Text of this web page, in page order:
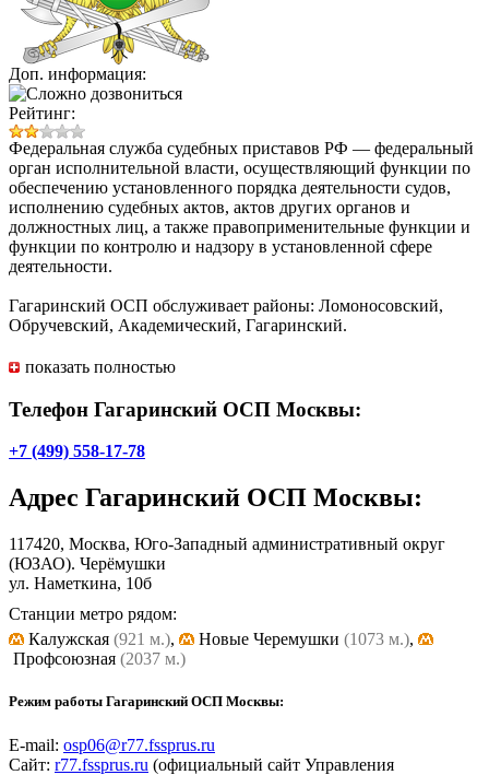
Доп. информация:
Рейтинг:
Федеральная служба судебных приставов РФ — федеральный
орган исполнительной власти, осуществляющий функции по
обеспечению установленного порядка деятельности судов,
исполнению судебных актов, актов других органов и
должностных лиц, а также правоприменительные функции и
функции по контролю и надзору в установленной сфере
деятельности.
Гагаринский ОСП обслуживает районы: Ломоносовский,
Обручевский, Академический, Гагаринский.
Часы приема: вторник с 9.00 до 13.00, четверг с 13.00 до 18.00.
показать полностью
Телефон Гагаринский ОСП Москвы:
+7 (499) 558-17-78
Адрес Гагаринский ОСП Москвы:
117420, Москва, Юго-Западный административный округ
(ЮЗАО). Черёмушки
ул. Наметкина, 10б
Станции метро рядом:
Калужская (921 м.), Новые Черемушки (1073 м.),
Профсоюзная (2037 м.)
Режим работы Гагаринский ОСП Москвы:
E-mail: osp06@r77.fssprus.ru
Сайт: r77.fssprus.ru (официальный сайт Управления